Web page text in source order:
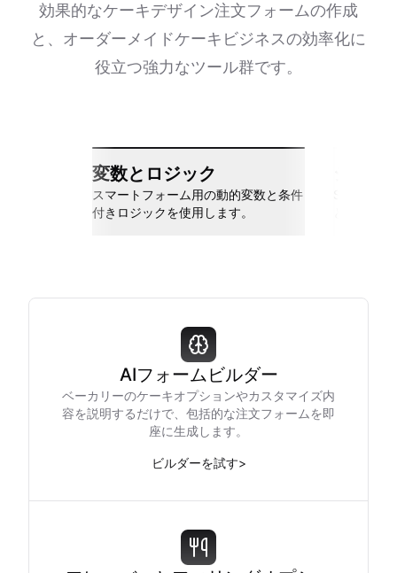
効果的なケーキデザイン注文フォームの作成
と、オーダーメイドケーキビジネスの効率化に
役立つ強力なツール群です。
変数とロジック
スマートフォーム用の動的変数と条件
付きロジックを使用します。
AIフォームビルダー
ベーカリーのケーキオプションやカスタマイズ内
容を説明するだけで、包括的な注文フォームを即
座に生成します。
ビルダーを試す>